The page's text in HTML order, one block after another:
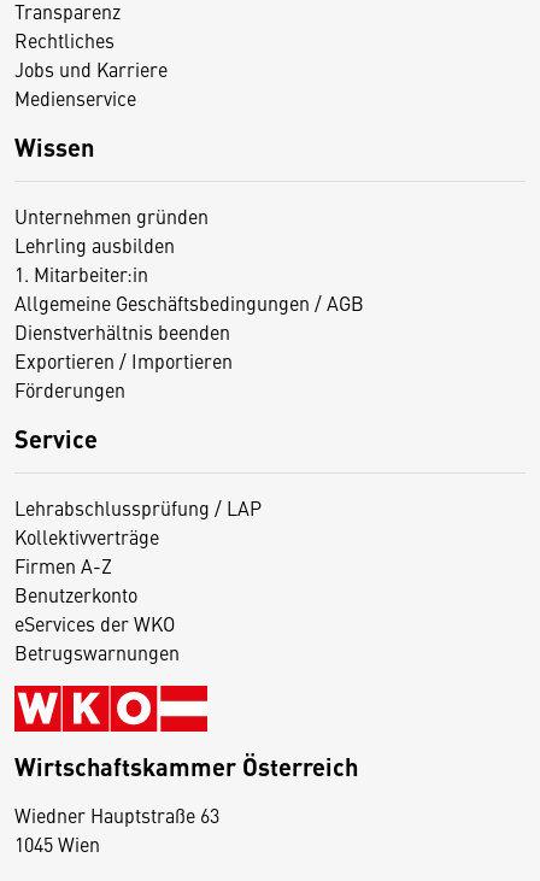
Transparenz
Rechtliches
Jobs und Karriere
Medienservice
Wissen
Unternehmen gründen
Lehrling ausbilden
1. Mitarbeiter:in
Allgemeine Geschäftsbedingungen / AGB
Dienstverhältnis beenden
Exportieren / Importieren
Förderungen
Service
Lehrabschlussprüfung / LAP
Kollektivverträge
Firmen A-Z
Benutzerkonto
eServices der WKO
Betrugswarnungen
Wirtschaftskammer Österreich
Wiedner Hauptstraße 63
1045 Wien
D